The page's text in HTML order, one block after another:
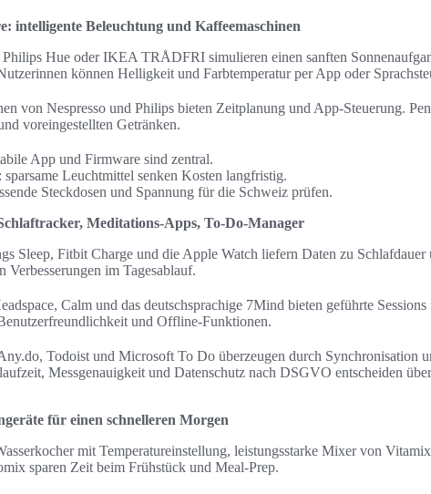
intelligente Beleuchtung und Kaffeemaschinen
Hue oder IKEA TRÅDFRI simulieren einen sanften
können Helligkeit und Farbtemperatur per App oder
von Nespresso und Philips bieten Zeitplanung und App-Steuerung.
voreingestellten Getränken.
App und Firmware sind zentral.
sparsame Leuchtmittel senken Kosten langfristig.
Steckdosen und Spannung für die Schweiz prüfen.
Meditations-Apps, To‑Do-Manager
Sleep, Fitbit Charge und die Apple Watch liefern Daten zu Schlafdauer
Verbesserungen im Tagesablauf.
Calm und das deutschsprachige 7Mind bieten geführte
und Offline-Funktionen.
Todoist und Microsoft To Do überzeugen durch Synchronisation
Messgenauigkeit und Datenschutz nach DSGVO entscheiden
für einen schnelleren Morgen
mit Temperatureinstellung, leistungsstarke Mixer von
sparen Zeit beim Frühstück und Meal-Prep.